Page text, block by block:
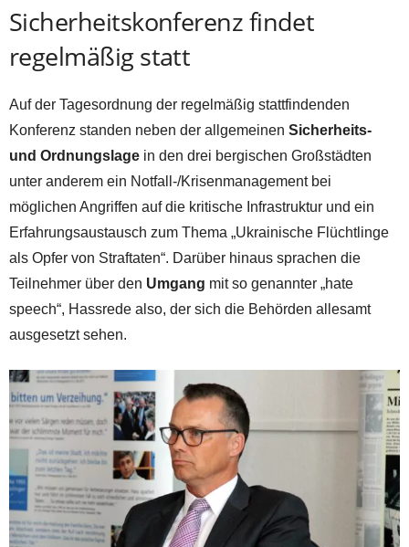
Sicherheitskonferenz findet
regelmäßig statt
Auf der Tagesordnung der regelmäßig stattfindenden
Konferenz standen neben der allgemeinen Sicherheits-
und Ordnungslage in den drei bergischen Großstädten
unter anderem ein Notfall-/Krisenmanagement bei
möglichen Angriffen auf die kritische Infrastruktur und ein
Erfahrungsaustausch zum Thema „Ukrainische Flüchtlinge
als Opfer von Straftaten“. Darüber hinaus sprachen die
Teilnehmer über den Umgang mit so genannter „hate
speech“, Hassrede also, der sich die Behörden allesamt
ausgesetzt sehen.